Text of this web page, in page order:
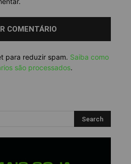
para reduzir spam. Saiba como
são processados.